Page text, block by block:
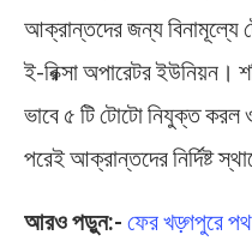
আক্রান্তদের জন্য বিনামূল্যে
ই-রিক্সা অপারেটর ইউনিয়ন।
ভাবে ৫ টি টোটো নিযুক্ত করল
পরেই আক্রান্তদের নির্দিষ্ট
আরও পড়ুন:- ফের খড়্গপুরে